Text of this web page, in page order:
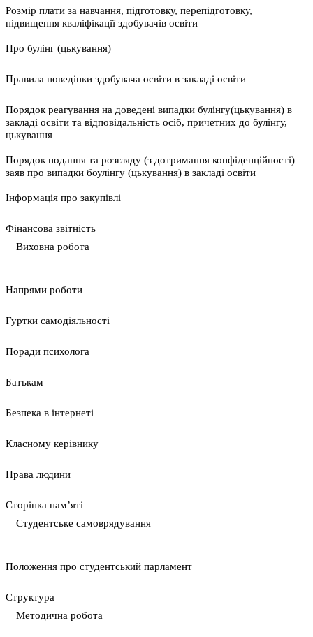
Розмір плати за навчання, підготовку, перепідготовку,
підвищення кваліфікації здобувачів освіти
Про булінг (цькування)
Правила поведінки здобувача освіти в закладі освіти
Порядок реагування на доведені випадки булінгу(цькування) в
закладі освіти та відповідальність осіб, причетних до булінгу,
цькування
Порядок подання та розгляду (з дотримання конфіденційності)
заяв про випадки боулінгу (цькування) в закладі освіти
Інформація про закупівлі
Фінансова звітність
Виховна робота
Напрями роботи
Гуртки самодіяльності
Поради психолога
Батькам
Безпека в інтернеті
Класному керівнику
Права людини
Сторінка пам’яті
Студентське самоврядування
Положення про студентський парламент
Cтруктура
Методична робота